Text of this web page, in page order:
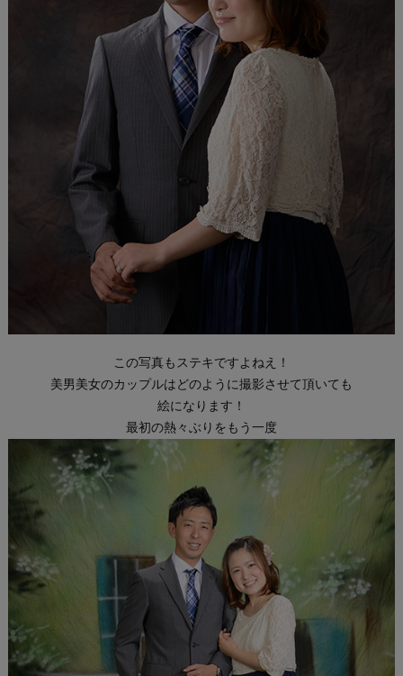
この写真もステキですよねえ！
美男美女のカップルはどのように撮影させて頂いても
絵になります！
最初の熱々ぶりをもう一度